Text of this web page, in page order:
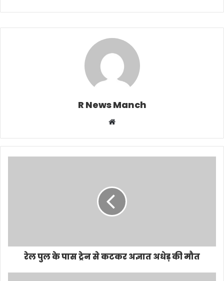
R News Manch
Website
रेल पुल के पास ट्रेन से कटकर अज्ञात अधेड़ की मौत